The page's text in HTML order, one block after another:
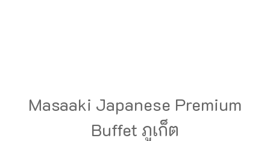
Masaaki Japanese Premium
Buffet ภูเก็ต